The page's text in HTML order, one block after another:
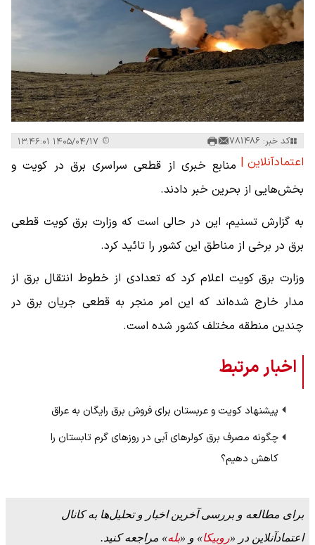
کد خبر: 781486
اعتمادآنلاین | منابع خبری از قطعی سراسری برق در کویت و
بخش‌هایی از بحرین خبر دادند.
به گزارش تسنیم، این در حالی است که وزارت برق کویت قطعی
برق در برخی از مناطق این کشور را تائید کرد.
وزارت برق کویت اعلام کرد که تعدادی از خطوط انتقال برق از
مدار خارج شده‌اند که این امر منجر به قطعی جریان برق در
چندین منطقه مختلف کشور شده است.
اخبار مرتبط
پیشنهاد کویت و عربستان برای فروش برق رایگان به عراق
چگونه مصرف برق کولرهای آبی در روزهای گرم تابستان را
کاهش دهیم؟
برای مطالعه و بررسی آخرین اخبار و تحلیل‌ها به کانال
اعتمادآنلاین در «روبیکا» و «بله» مراجعه کنید.